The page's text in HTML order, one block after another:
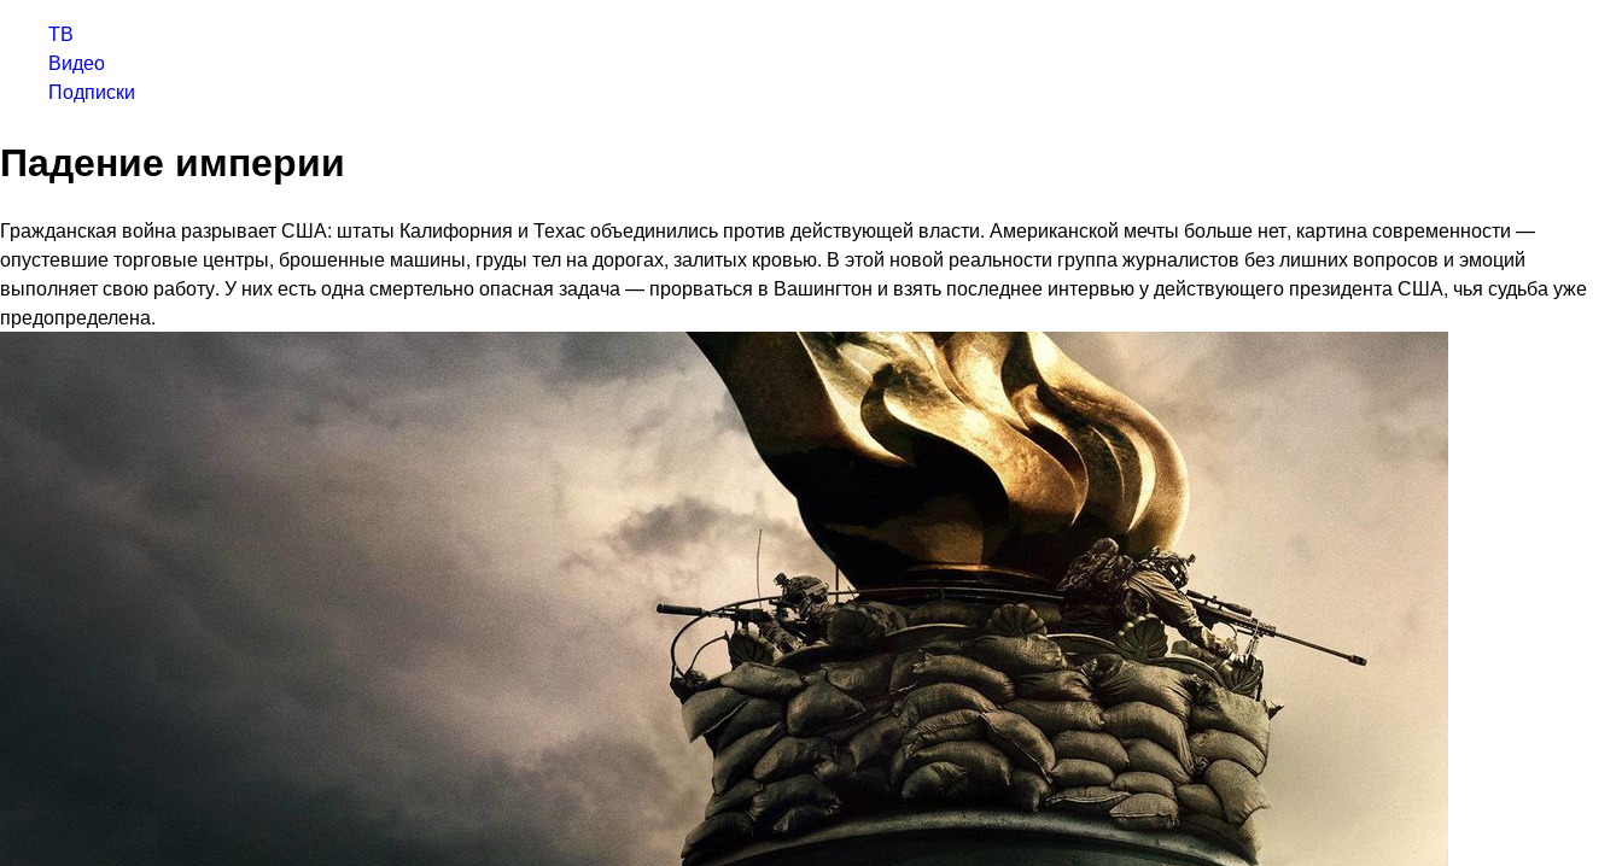
ТВ
Видео
Подписки
Падение империи
Гражданская война разрывает США: штаты Калифорния и Техас объединились против действующей власти. Американской мечты больше нет, картина современности —
опустевшие торговые центры, брошенные машины, груды тел на дорогах, залитых кровью. В этой новой реальности группа журналистов без лишних вопросов и эмоций
выполняет свою работу. У них есть одна смертельно опасная задача — прорваться в Вашингтон и взять последнее интервью у действующего президента США, чья судьба уже
предопределена.